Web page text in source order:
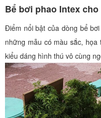
Bể bơi phao Intex cho
Điểm nổi bật của dòng bể
những mẫu có màu sắc,
kiểu dáng hình thú vô cùng